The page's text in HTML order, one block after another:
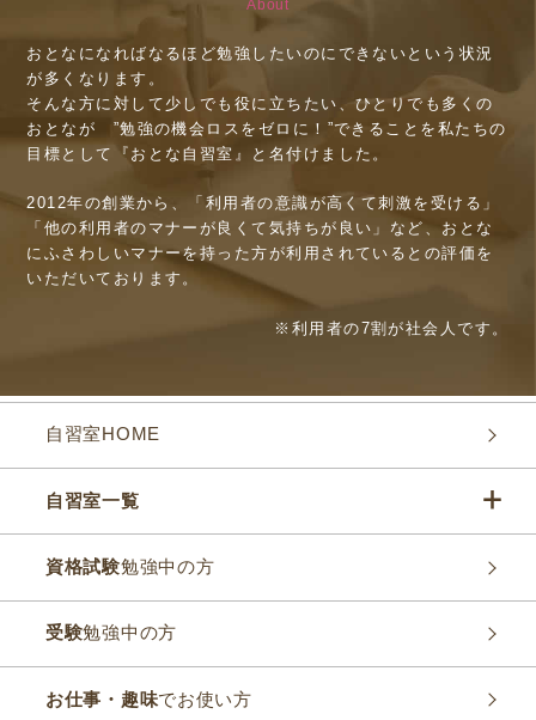
About
おとなになればなるほど勉強したいのにできないという状況
が多くなります。
そんな方に対して少しでも役に立ちたい、ひとりでも多くの
おとなが ”勉強の機会ロスをゼロに！”できることを私たちの
目標として『おとな自習室』と名付けました。
2012年の創業から、「利用者の意識が高くて刺激を受ける」
「他の利用者のマナーが良くて気持ちが良い」など、おとな
にふさわしいマナーを持った方が利用されているとの評価を
いただいております。
※利用者の7割が社会人です。
自習室HOME
自習室一覧
資格試験勉強中の方
受験勉強中の方
お仕事・趣味でお使い方